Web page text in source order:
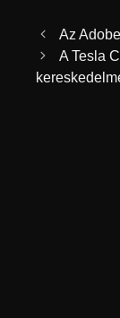
Az
A Tesla